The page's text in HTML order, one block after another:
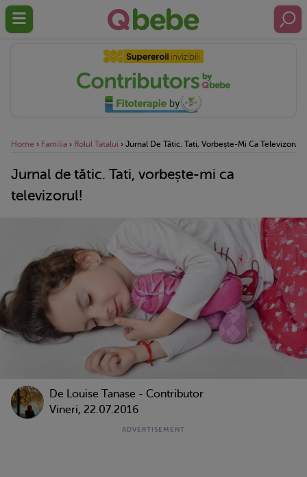
Home › Familia › Rolul Tatalui › Jurnal De Tătic. Tati, Vorbește-Mi Ca Televizorul!
Jurnal de tătic. Tati, vorbește-mi ca
televizorul!
De Louise Tanase - Contributor
Vineri, 22.07.2016